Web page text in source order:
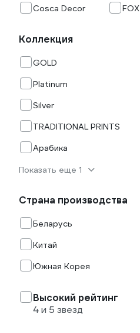
Cosca Decor FOX
Коллекция
GOLD
Platinum
Silver
TRADITIONAL PRINTS
Арабика
Показать еще 1
Страна производства
Беларусь
Китай
Южная Корея
Высокий рейтинг
4 и 5 звезд